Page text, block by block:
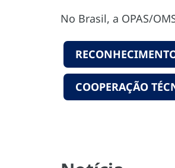
No Brasil, a OPAS/
COOPERAÇÃO